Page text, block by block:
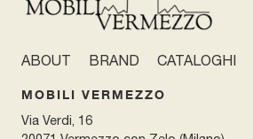
ABOUT BRAND CATALOGHI
MOBILI VERMEZZO
Via Verdi, 16